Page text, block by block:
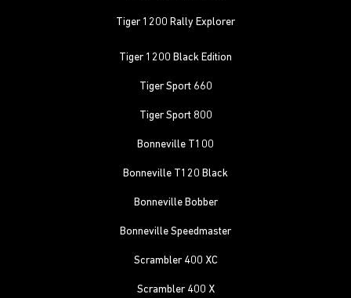
Tiger 1200 Rally Explorer
Tiger 1200 Black Edition
Tiger Sport 660
Tiger Sport 800
Bonneville T100
Bonneville T120 Black
Bonneville Bobber
Bonneville Speedmaster
Scrambler 400 XC
Scrambler 400 X